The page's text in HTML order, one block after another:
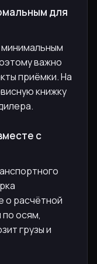
для
минимальным
важно
приёмки. На
книжку
с
о расчётной
по осям,
грузы и